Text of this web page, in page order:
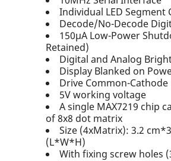
Individual LED Segment
Decode/No-Decode
150µA Low-Power
Retained)
Digital and Analog
Display Blanked on
Drive Common-Cathode
5V working voltage
A single MAX7219 chip
of 8x8 dot matrix
Size (4xMatrix): 3.2
(L*W*H)
With fixing screw holes